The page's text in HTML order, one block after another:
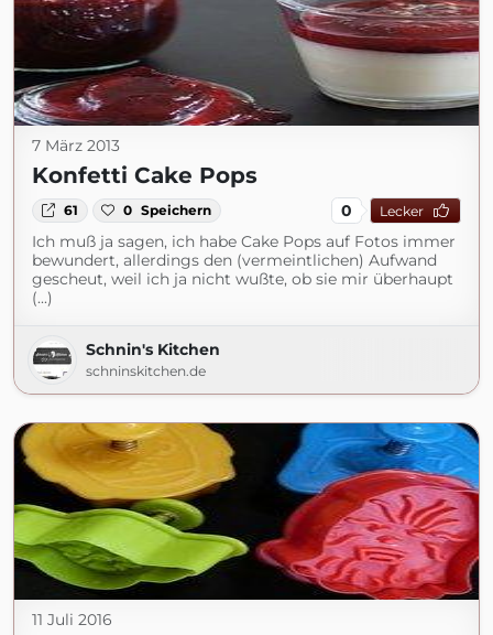
7 März 2013
Konfetti Cake Pops
61 0 Speichern 0 Lecker
Ich muß ja sagen, ich habe Cake Pops auf Fotos immer
bewundert, allerdings den (vermeintlichen) Aufwand
gescheut, weil ich ja nicht wußte, ob sie mir überhaupt
(...)
Schnin's Kitchen
schninskitchen.de
11 Juli 2016